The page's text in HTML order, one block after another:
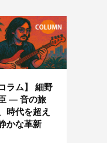
コラム】 細野
― 音の旅
時代を超え
かな革新